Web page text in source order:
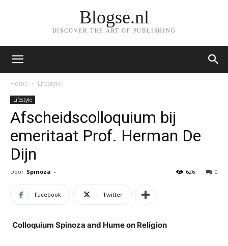
Blogse.nl
DISCOVER THE ART OF PUBLISHING
Home Lifestyle
Lifestyle
Afscheidscolloquium bij
emeritaat Prof. Herman De
Dijn
Door Spinoza - 0
626
Facebook Twitter
Colloquium Spinoza and Hume on Religion